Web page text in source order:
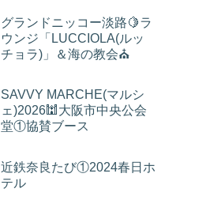
グランドニッコー淡路🍋ラ
ウンジ「LUCCIOLA(ルッ
チョラ)」＆海の教会⛪
SAVVY MARCHE(マルシ
ェ)2026🕍大阪市中央公会
堂①協賛ブース
近鉄奈良たび①2024春日ホ
テル